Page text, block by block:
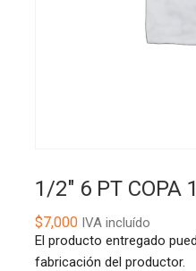
1/2″ 6 PT COPA
$7,000IVA incluído
El producto entregado
fabricación del productor.